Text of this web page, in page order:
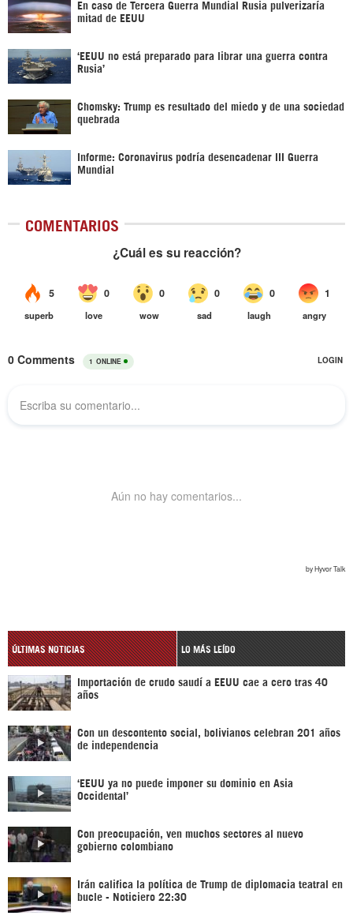
En caso de Tercera Guerra Mundial Rusia pulverizaría
mitad de EEUU
‘EEUU no está preparado para librar una guerra contra
Rusia’
Chomsky: Trump es resultado del miedo y de una sociedad
quebrada
Informe: Coronavirus podría desencadenar III Guerra
Mundial
COMENTARIOS
ÚLTIMAS NOTICIAS LO MÁS LEÍDO
Importación de crudo saudí a EEUU cae a cero tras 40
años
Con un descontento social, bolivianos celebran 201 años
de independencia
‘EEUU ya no puede imponer su dominio en Asia
Occidental’
Con preocupación, ven muchos sectores al nuevo
gobierno colombiano
Irán califica la política de Trump de diplomacia teatral en
bucle - Noticiero 22:30